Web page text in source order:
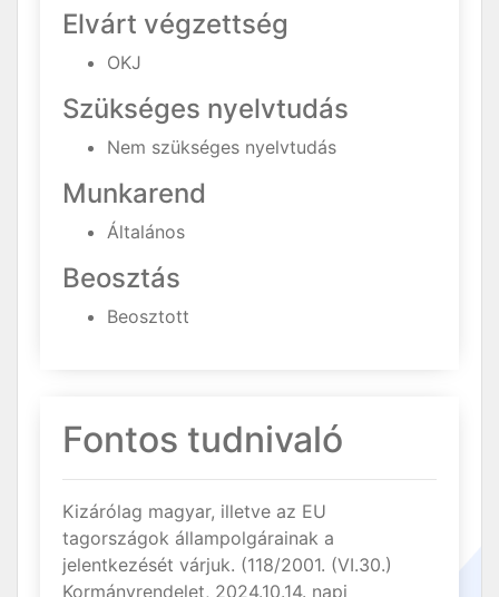
Elvárt végzettség
OKJ
Szükséges nyelvtudás
Nem szükséges nyelvtudás
Munkarend
Általános
Beosztás
Beosztott
Fontos tudnivaló
Kizárólag magyar, illetve az EU
tagországok állampolgárainak a
jelentkezését várjuk. (118/2001. (VI.30.)
Kormányrendelet, 2024.10.14. napi